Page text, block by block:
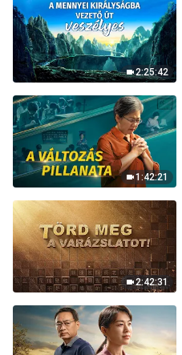
2:25:42
1:42:21
2:42:31